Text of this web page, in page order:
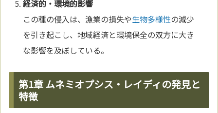
経済的・環境的影響
この種の侵入は、漁業の損失や生物多様性の減少
を引き起こし、地域経済と環境保全の双方に大き
な影響を及ぼしている。
第1章 ムネミオプシス・レイディの発見と
特徴